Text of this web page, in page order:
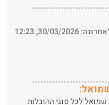
03/2026, 12:23
עם מנוף ועד פריט בודד.
24/02/2026, 10:42